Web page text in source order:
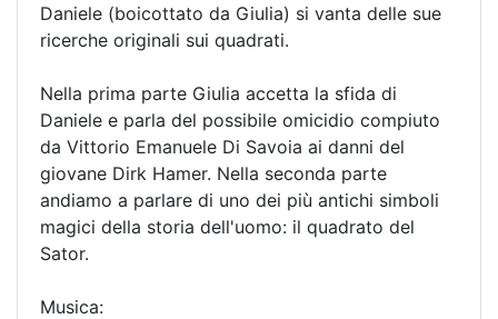
Daniele (boicottato da Giulia) si vanta delle sue
ricerche originali sui quadrati.
Nella prima parte Giulia accetta la sfida di
Daniele e parla del possibile omicidio compiuto
da Vittorio Emanuele Di Savoia ai danni del
giovane Dirk Hamer. Nella seconda parte
andiamo a parlare di uno dei più antichi simboli
magici della storia dell'uomo: il quadrato del
Sator.
Musica: